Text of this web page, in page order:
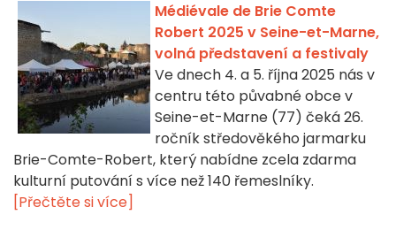
Médiévale de Brie Comte
Robert 2025 v Seine-et-Marne,
volná představení a festivaly
Ve dnech 4. a 5. října 2025 nás v
centru této půvabné obce v
Seine-et-Marne (77) čeká 26.
ročník středověkého jarmarku
Brie-Comte-Robert, který nabídne zcela zdarma
kulturní putování s více než 140 řemeslníky.
[Přečtěte si více]